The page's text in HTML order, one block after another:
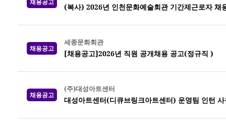
(복사) 2026년 인천문화예술회관 기간제근로자 채
채용공고
세종문화회관
[채용공고]2026년 직원 공개채용 공고(정규직 )
채용공고
(주)대성아트센터
대성아트센터(디큐브링크아트센터) 운영팀 인턴